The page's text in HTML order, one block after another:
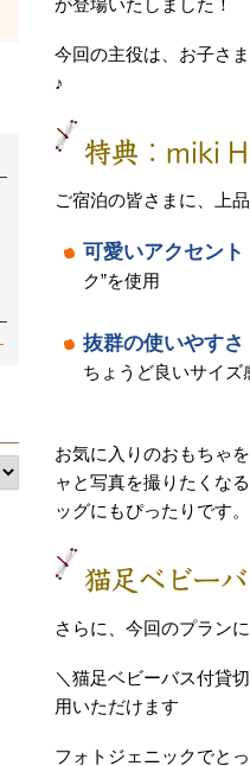
今回の主役は、お子さ
♪
特典：miki
ご宿泊の皆さまに、上
可愛いアクセント
ク”を使用
抜群の使いやすさ
ちょうど良いサイズ
お気に入りのおもちゃ
ャと写真を撮りたくな
ッグにもぴったりです。
猫足ベビー
さらに、今回のプラン
＼猫足ベビーバス付貸
用いただけます
フォトジェニックでと